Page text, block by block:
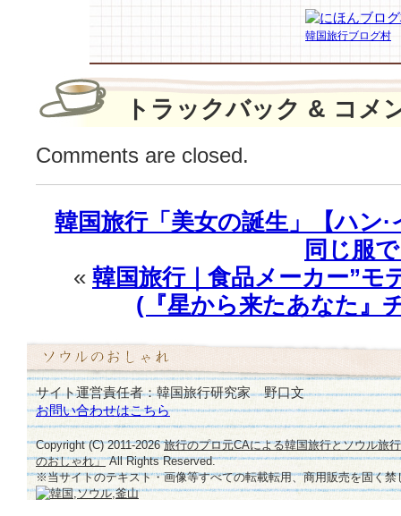
ヒ
ョ
ジ
ン
キ
ョ
ン
–
チ
ン
ヒ
ョ
ン】
高
の
キ
韓国旅行ブログ村
トラックバック & コメ
Comments are closed.
韓国旅行「美女の誕生」【ハン
同じ服
« 韓国旅行｜食品メーカー”モ
(『星から来たあなた』
サイト運営責任者：韓国旅行研究家 野口文
お問い合わせはこちら
Copyright (C) 2011-2026旅行のプロ元CAによる韓国旅行とソウル旅
のおしゃれ」All Rights Reserved.
※当サイトのテキスト・画像等すべての転載転用、商用販売を固く禁